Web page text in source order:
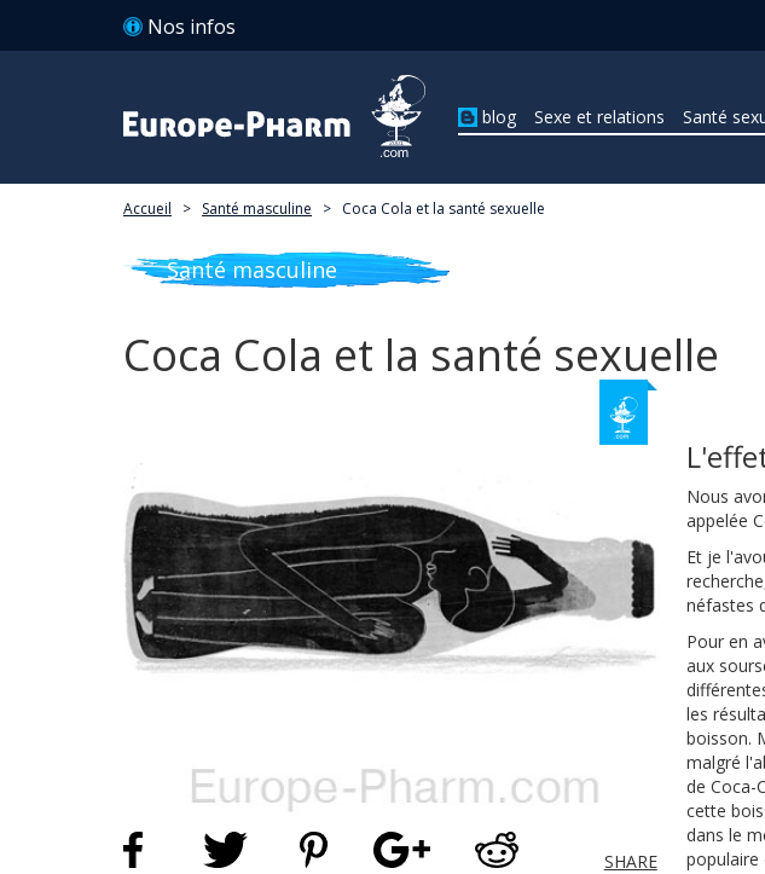
Nos infos
blog Sexe et relations Santé
Accueil > Santé masculine > Coca Cola et la santé sexuelle
Santé masculine
Coca Cola et la santé sexuelle
SHARE
Nous
appelée
Et je
néfastes
Pour en
aux
les
boisson.
malgré
de Coca-
cette
dans le
populaire